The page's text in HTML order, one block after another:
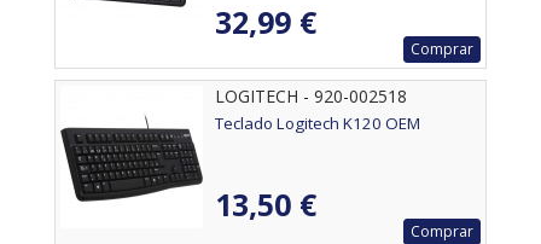
32,99 €
Comprar
LOGITECH - 920-002518
Teclado Logitech K120 OEM
13,50 €
Comprar